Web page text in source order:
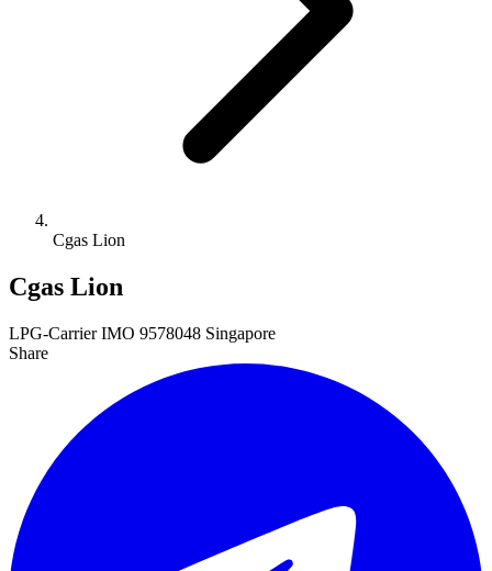
Cgas Lion
Cgas Lion
LPG-Carrier IMO 9578048 Singapore
Share